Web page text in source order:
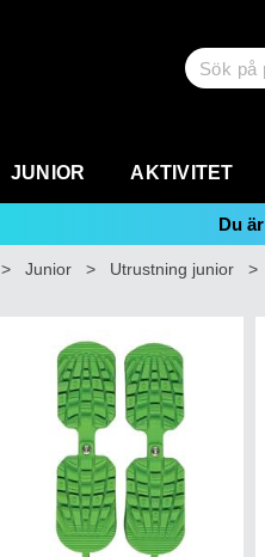
JUNIOR AKTIVITET
Du är
> Junior > Utrustning junior >